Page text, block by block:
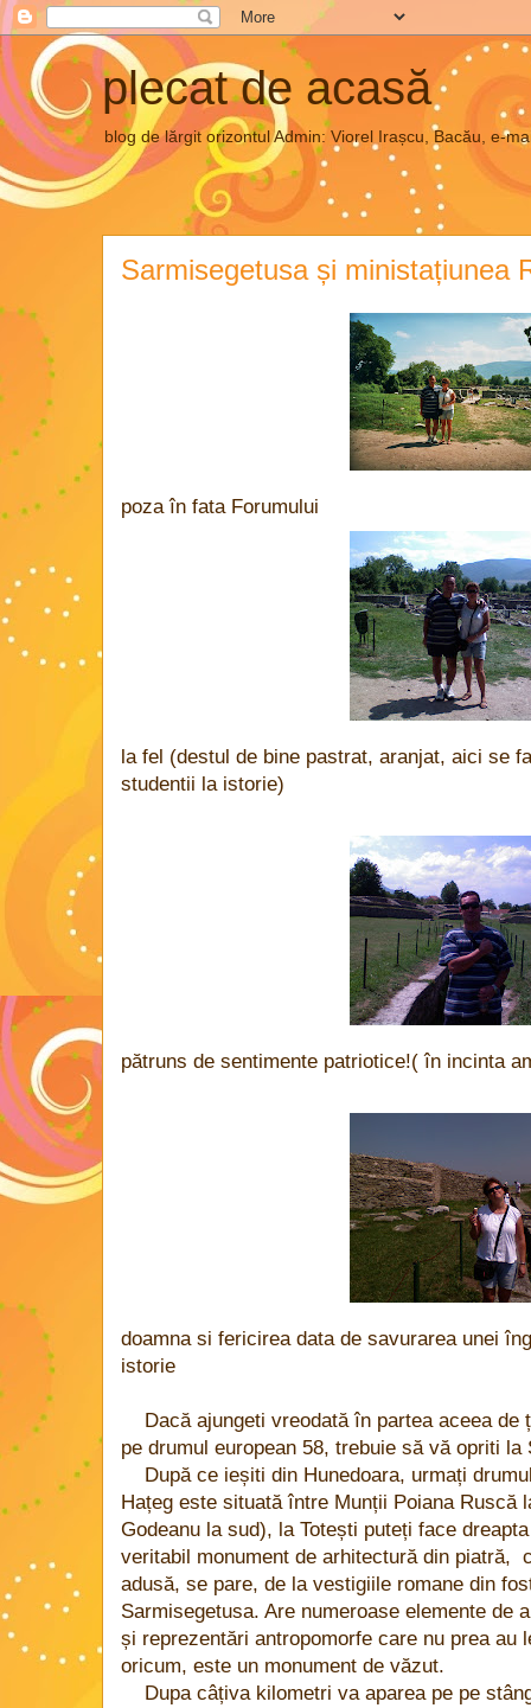
plecat de acasă
blog de lărgit orizontul Admin: Viorel Irașcu, Bacău, e-
Sarmisegetusa și ministațiunea
poza în fata Forumului
la fel (destul de bine pastrat, aranjat, aici se
studentii la istorie)
pătruns de sentimente patriotice!( în incinta
doamna si fericirea data de savurarea unei
istorie
Dacă ajungeti vreodată în partea aceea
pe drumul european 58, trebuie să vă opriti la
După ce ieșiti din Hunedoara, urmați
Hațeg este situată între Munții Poiana Ruscă
Godeanu la sud), la Totești puteți face
veritabil monument de arhitectură din piatră,
adusă, se pare, de la vestigiile romane din
Sarmisegetusa. Are numeroase elemente de
și reprezentări antropomorfe care nu prea au
oricum, este un monument de văzut.
Dupa câțiva kilometri va aparea pe pe